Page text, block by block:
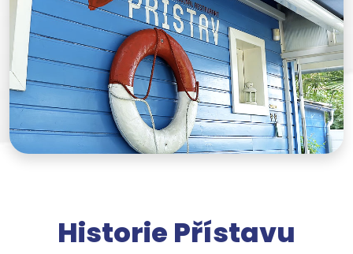
Historie Přístavu